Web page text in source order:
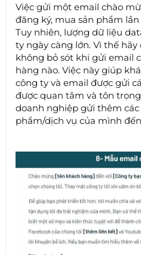
Việc gửi một email chào
đăng ký, mua sản phẩm
Tuy nhiên, lượng dữ liệu
ty ngày càng lớn. Vì thế
không bỏ sót khi gửi email
hàng nào. Việc này giúp
công ty và email được gửi
được quan tâm và tôn
doanh nghiệp gửi thêm
phẩm/dịch vụ của mình